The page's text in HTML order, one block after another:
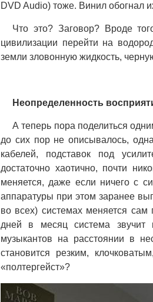
DVD Audio) тоже. Винил обогнал
Что это? Заговор? Вроде
цивилизации перейти на
земли зловонную жидкость,
Неопределенность
А теперь пора поделиться
до сих пор не описывалось,
кабелей, подставок под
достаточно хаотично, почти
меняется, даже если ничего с
аппаратуры при этом заранее
во всех) системах меняется
дней в месяц система звучит
музыкантов на расстоянии в
становится резким,
«полтергейст»?